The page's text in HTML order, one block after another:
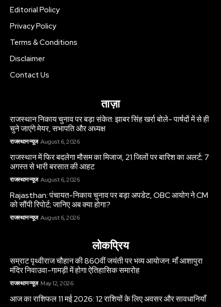
Editorial Policy
Privacy Policy
Terms & Conditions
Disclaimer
Contact Us
ताज़ा
राजस्थान निकाय चुनाव पर बड़ा संकेत: झाबर सिंह खर्रा बोले- पार्षदों में से ही
चुने जाएंगे मेयर, सभापति और अध्यक्ष
राजस्थान न्यूज August 6, 2026
राजस्थान में फिर बदलेगा मौसम का मिजाज, 21 जिलों पर बारिश का अलर्ट; 7
अगस्त से भारी बरसात की आहट
राजस्थान न्यूज August 6, 2026
Rajasthan: पंचायत-निकाय चुनाव पर बड़ा अपडेट, OBC आयोग ने CM
को सौंपी रिपोर्ट; जानिए अब क्या होगा?
राजस्थान न्यूज August 6, 2026
लोकप्रिय
सम्राट पृथ्वीराज चौहान की 860वीं जयंती पर भव्य आयोजन: माँ आशापुरा
मंदिर निवाउवा-गामड़ी में होगा ऐतिहासिक समारोह
राजस्थान न्यूज May 12, 2026
आज का राशिफल 11 मई 2026: 12 राशियों के लिए अवसर और सावधानियाँ